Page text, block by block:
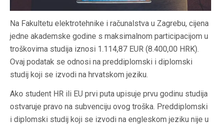
Na Fakultetu elektrotehnike i računalstva u Zagrebu, cijena
jedne akademske godine s maksimalnom participacijom u
troškovima studija iznosi 1.114,87 EUR (8.400,00 HRK).
Ovaj podatak se odnosi na preddiplomski i diplomski
studij koji se izvodi na hrvatskom jeziku.
Ako student HR ili EU prvi puta upisuje prvu godinu studija
ostvaruje pravo na subvenciju ovog troška. Preddiplomski
i diplomski studij koji se izvodi na engleskom jeziku nije u